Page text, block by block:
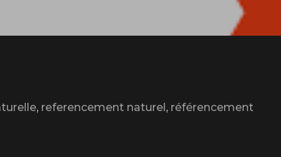
, referencement naturel, référencement